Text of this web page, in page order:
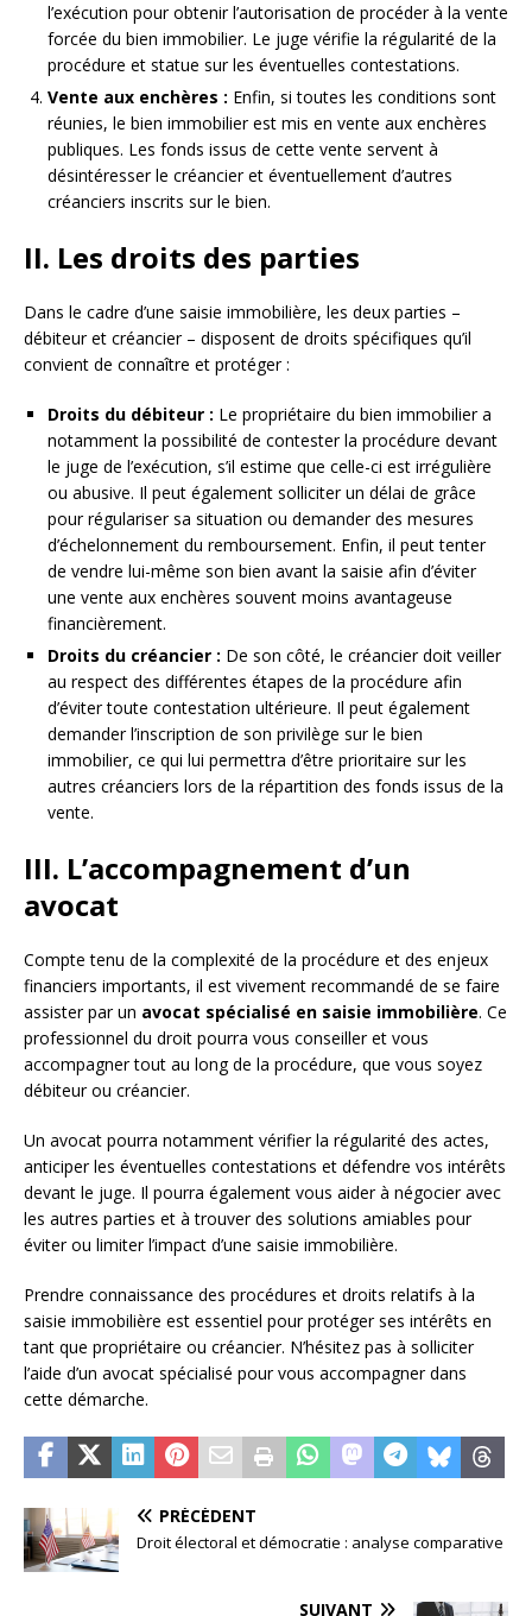
l’exécution pour obtenir l’autorisation de procéder à la vente
forcée du bien immobilier. Le juge vérifie la régularité de la
procédure et statue sur les éventuelles contestations.
Vente aux enchères : Enfin, si toutes les conditions sont
réunies, le bien immobilier est mis en vente aux enchères
publiques. Les fonds issus de cette vente servent à
désintéresser le créancier et éventuellement d’autres
créanciers inscrits sur le bien.
II. Les droits des parties
Dans le cadre d’une saisie immobilière, les deux parties –
débiteur et créancier – disposent de droits spécifiques qu’il
convient de connaître et protéger :
Droits du débiteur : Le propriétaire du bien immobilier a
notamment la possibilité de contester la procédure devant
le juge de l’exécution, s’il estime que celle-ci est irrégulière
ou abusive. Il peut également solliciter un délai de grâce
pour régulariser sa situation ou demander des mesures
d’échelonnement du remboursement. Enfin, il peut tenter
de vendre lui-même son bien avant la saisie afin d’éviter
une vente aux enchères souvent moins avantageuse
financièrement.
Droits du créancier : De son côté, le créancier doit veiller
au respect des différentes étapes de la procédure afin
d’éviter toute contestation ultérieure. Il peut également
demander l’inscription de son privilège sur le bien
immobilier, ce qui lui permettra d’être prioritaire sur les
autres créanciers lors de la répartition des fonds issus de la
vente.
III. L’accompagnement d’un
avocat
Compte tenu de la complexité de la procédure et des enjeux
financiers importants, il est vivement recommandé de se faire
assister par un avocat spécialisé en saisie immobilière. Ce
professionnel du droit pourra vous conseiller et vous
accompagner tout au long de la procédure, que vous soyez
débiteur ou créancier.
Un avocat pourra notamment vérifier la régularité des actes,
anticiper les éventuelles contestations et défendre vos intérêts
devant le juge. Il pourra également vous aider à négocier avec
les autres parties et à trouver des solutions amiables pour
éviter ou limiter l’impact d’une saisie immobilière.
Prendre connaissance des procédures et droits relatifs à la
saisie immobilière est essentiel pour protéger ses intérêts en
tant que propriétaire ou créancier. N’hésitez pas à solliciter
l’aide d’un avocat spécialisé pour vous accompagner dans
cette démarche.
PRÉCÉDENT
Droit électoral et démocratie : analyse comparative
SUIVANT